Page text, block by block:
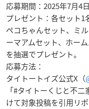
応募期間：2025年7月4
プレゼント：各セット1
ペコちゃんセット、ミ
ーマアムセット、ホー
を抽選でプレゼント。
応募方法：
タイトートイズ公式X（
「#タイトーくじと不
けて対象投稿を引用リ